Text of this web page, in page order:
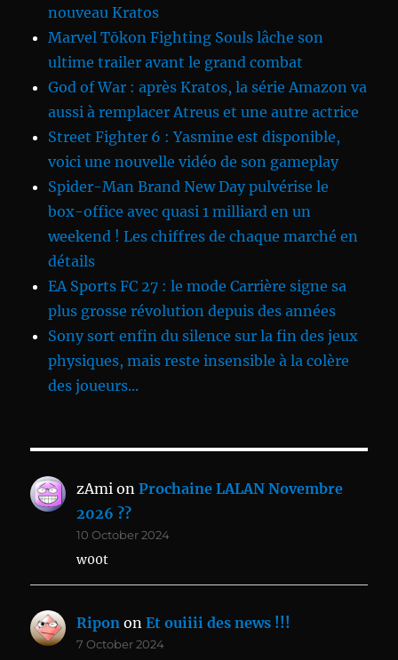
nouveau Kratos
Marvel Tōkon Fighting Souls lâche son
ultime trailer avant le grand combat
God of War : après Kratos, la série Amazon va
aussi à remplacer Atreus et une autre actrice
Street Fighter 6 : Yasmine est disponible,
voici une nouvelle vidéo de son gameplay
Spider-Man Brand New Day pulvérise le
box-office avec quasi 1 milliard en un
weekend ! Les chiffres de chaque marché en
détails
EA Sports FC 27 : le mode Carrière signe sa
plus grosse révolution depuis des années
Sony sort enfin du silence sur la fin des jeux
physiques, mais reste insensible à la colère
des joueurs...
zAmi onProchaine LALAN Novembre
2026 ??
10 October 2024
w00t
Ripon onEt ouiiii des news !!!
7 October 2024